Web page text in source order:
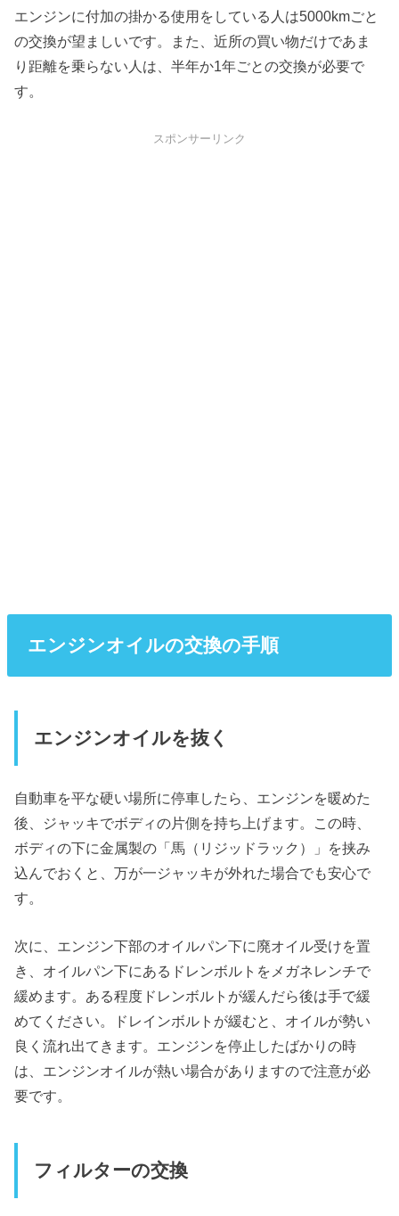
エンジンに付加の掛かる使用をしている人は5000kmごと
の交換が望ましいです。また、近所の買い物だけであま
り距離を乗らない人は、半年か1年ごとの交換が必要で
す。
スポンサーリンク
エンジンオイルの交換の手順
エンジンオイルを抜く
自動車を平な硬い場所に停車したら、エンジンを暖めた
後、ジャッキでボディの片側を持ち上げます。この時、
ボディの下に金属製の「馬（リジッドラック）」を挟み
込んでおくと、万が一ジャッキが外れた場合でも安心で
す。
次に、エンジン下部のオイルパン下に廃オイル受けを置
き、オイルパン下にあるドレンボルトをメガネレンチで
緩めます。ある程度ドレンボルトが緩んだら後は手で緩
めてください。ドレインボルトが緩むと、オイルが勢い
良く流れ出てきます。エンジンを停止したばかりの時
は、エンジンオイルが熱い場合がありますので注意が必
要です。
フィルターの交換